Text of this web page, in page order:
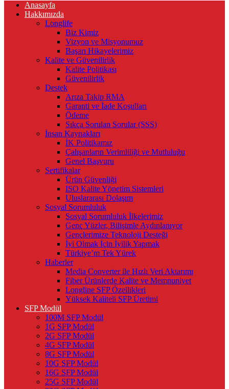
Anasayfa
Hakkımızda
Longlife
Biz Kimiz
Vizyon ve Misyonumuz
Başarı Hikayelerimiz
Kalite ve Güvenilirlik
Kalite Politikası
Güvenilirlik
Destek
Arıza Takip RMA
Garanti ve İade Koşulları
Ödeme
Sıkça Sorulan Sorular (SSS)
İnsan Kaynakları
İK Politikamız
Çalışanların Verimliliği ve Mutluluğu
Genel Başvuru
Sertifikalar
Ürün Güvenliği
ISO Kalite Yönetim Sistemleri
Uluslararası Dolaşım
Sosyal Sorumluluk
Sosyal Sorumluluk İlkelerimiz
Genç Yüzler, Bilişimle Aydınlanıyor
Gençlerimize Teknoloji Desteği
İyi Olmak İçin İyilik Yapmak
Türkiye’m Tek Yürek
Haberler
Media Converter ile Hızlı Veri Aktarımı
Fiber Ürünlerde Kalite ve Memnuniyet
Longline SFP Özellikleri
Yüksek Kaliteli SFP Üretimi
SFP Modül
100M SFP Modül
1G SFP Modül
2G SFP Modül
4G SFP Modül
8G SFP Modül
10G SFP Modül
16G SFP Modül
25G SFP Modül